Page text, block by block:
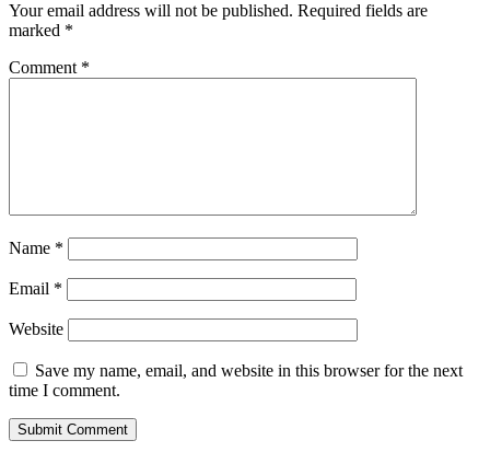
Your email address will not be published. Required fields are
marked *
Comment *
Name *
Email *
Website
Save my name, email, and website in this browser for the next
time I comment.